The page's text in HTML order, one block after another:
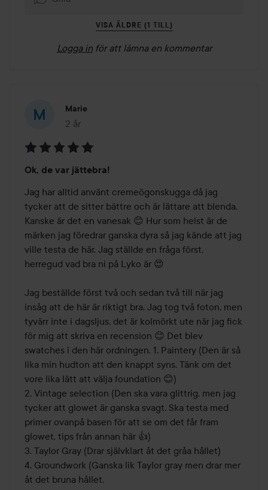
VISA ÄLDRE (1 TILL)
Logga in för att lämna en kommentar
Marie
2 år
Inlägget skapades 2 år
5
av
5
Ok, de var jättebra!
Jag har alltid använt cremeögonskugga då jag
tycker att de sitter bättre och är lättare att blenda.
Kanske är det en vanesak 😊 Hur som helst är de
märken jag föredrar ganska dyra så jag kände att jag
ville testa de här. Jag ställde en fråga först,
herregud vad bra ni på Lyko är 😍
Jag beställde först två och sedan två till när jag
insåg att de här är riktigt bra. Jag tog två foton, men
tyvärr inte i dagsljus, det är kolmörkt ute när jag fick
för mig att skriva en recension 😊 Det blev
swatches i den här ordningen. 1. Paintery (Den är så
lika min hudton att den knappt syns. Tänk om det
vore lika lätt att välja foundation 😊)
2. Vintage selection (Den ska vara glittrig, men jag
tycker att glowet är ganska svagt. Ska testa med
primer ovanpå basen för att se om det får fram
glowet, tips från annan här 👍)
3. Taylor Gray (Drar självklart åt det gråa hållet)
4. Groundwork (Ganska lik Taylor gray men drar mer
åt det bruna hållet.